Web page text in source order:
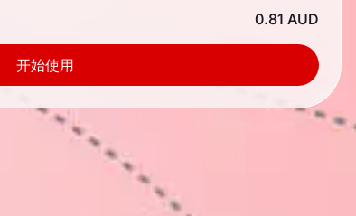
0.81 AUD
开始使用